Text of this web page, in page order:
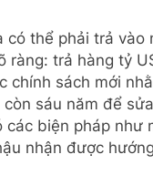
có thể phải trả
ràng: trả hàng tỷ
chính sách mới
sáu năm để
biện pháp như
nhận được